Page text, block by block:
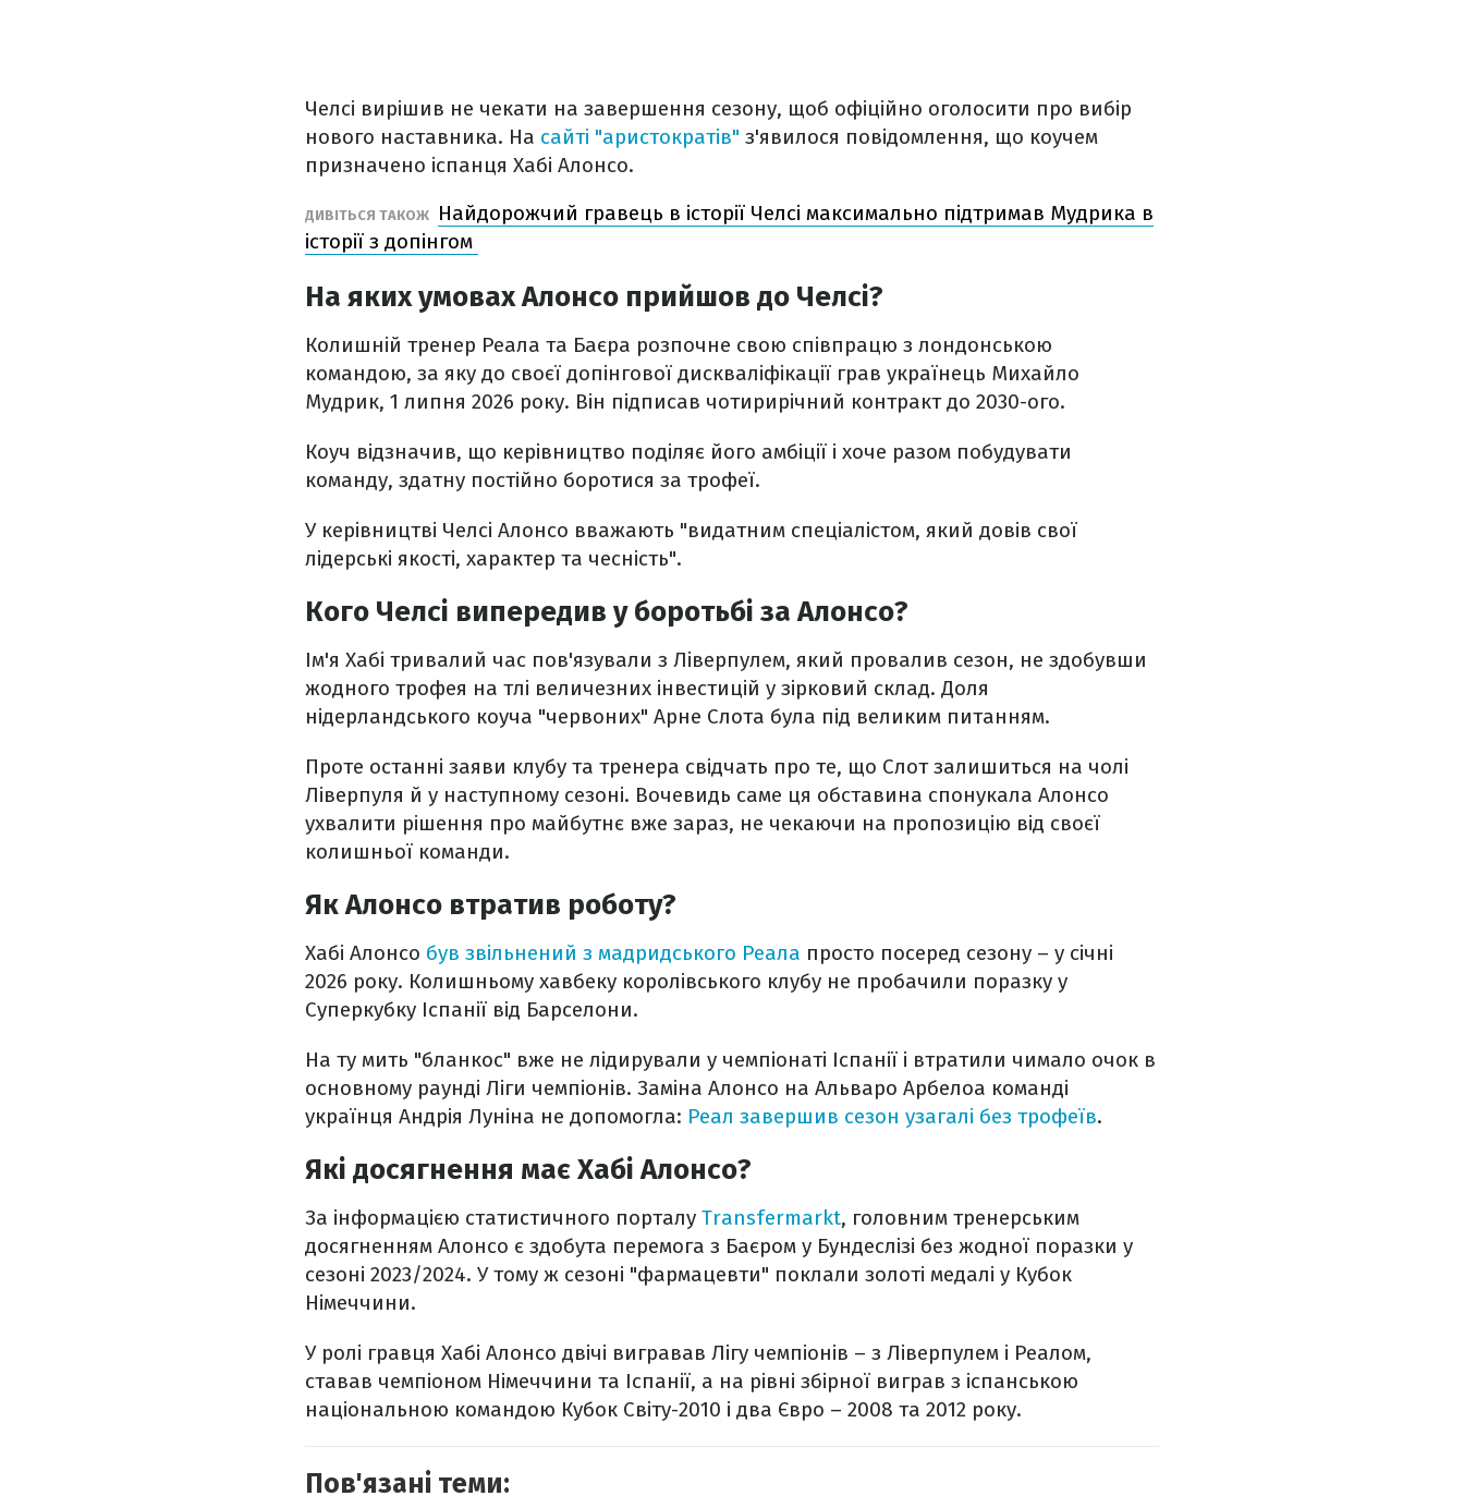
Челсі вирішив не чекати на завершення сезону, щоб офіційно оголосити про вибір
нового наставника. На сайті "аристократів" з'явилося повідомлення, що коучем
призначено іспанця Хабі Алонсо.
ДИВІТЬСЯ ТАКОЖ
Найдорожчий гравець в історії Челсі максимально підтримав Мудрика в
історії з допінгом
На яких умовах Алонсо прийшов до Челсі?
Колишній тренер Реала та Баєра розпочне свою співпрацю з лондонською
командою, за яку до своєї допінгової дискваліфікації грав українець Михайло
Мудрик, 1 липня 2026 року. Він підписав чотирирічний контракт до 2030-ого.
Коуч відзначив, що керівництво поділяє його амбіції і хоче разом побудувати
команду, здатну постійно боротися за трофеї.
У керівництві Челсі Алонсо вважають "видатним спеціалістом, який довів свої
лідерські якості, характер та чесність".
Кого Челсі випередив у боротьбі за Алонсо?
Ім'я Хабі тривалий час пов'язували з Ліверпулем, який провалив сезон, не здобувши
жодного трофея на тлі величезних інвестицій у зірковий склад. Доля
нідерландського коуча "червоних" Арне Слота була під великим питанням.
Проте останні заяви клубу та тренера свідчать про те, що Слот залишиться на чолі
Ліверпуля й у наступному сезоні. Вочевидь саме ця обставина спонукала Алонсо
ухвалити рішення про майбутнє вже зараз, не чекаючи на пропозицію від своєї
колишньої команди.
Як Алонсо втратив роботу?
Хабі Алонсо був звільнений з мадридського Реала просто посеред сезону – у січні
2026 року. Колишньому хавбеку королівського клубу не пробачили поразку у
Суперкубку Іспанії від Барселони.
На ту мить "бланкос" вже не лідирували у чемпіонаті Іспанії і втратили чимало очок в
основному раунді Ліги чемпіонів. Заміна Алонсо на Альваро Арбелоа команді
українця Андрія Луніна не допомогла: Реал завершив сезон узагалі без трофеїв.
Які досягнення має Хабі Алонсо?
За інформацією статистичного порталу Transfermarkt, головним тренерським
досягненням Алонсо є здобута перемога з Баєром у Бундеслізі без жодної поразки у
сезоні 2023/2024. У тому ж сезоні "фармацевти" поклали золоті медалі у Кубок
Німеччини.
У ролі гравця Хабі Алонсо двічі вигравав Лігу чемпіонів – з Ліверпулем і Реалом,
ставав чемпіоном Німеччини та Іспанії, а на рівні збірної виграв з іспанською
національною командою Кубок Світу-2010 і два Євро – 2008 та 2012 року.
Пов'язані теми: